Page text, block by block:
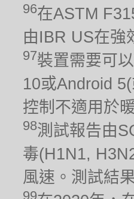
96在ASTM
由IBR US在強
97裝置需要可
10或Android
控制不適用於
98測試報告由
毒(H1N1,
風速。測試結
99